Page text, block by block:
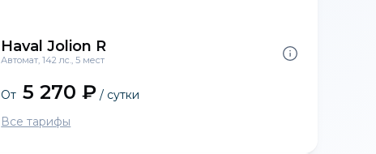
Haval Jolion R
Автомат, 142 лс., 5 мест
От 5 270 ₽ / сутки
Все тарифы